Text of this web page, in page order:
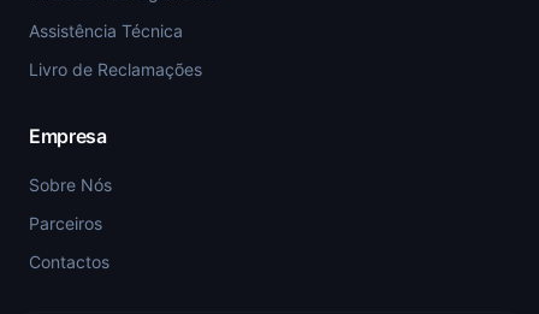
Assistência Técnica
Livro de Reclamações
Empresa
Sobre Nós
Parceiros
Contactos